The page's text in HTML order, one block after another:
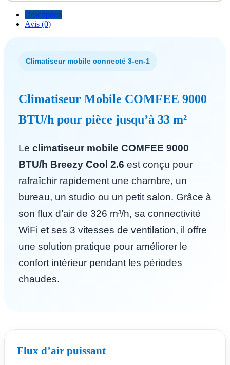
Description
Avis (0)
Climatiseur mobile connecté 3-en-1
Climatiseur Mobile COMFEE 9000
BTU/h pour pièce jusqu’à 33 m²
Le climatiseur mobile COMFEE 9000
BTU/h Breezy Cool 2.6 est conçu pour
rafraîchir rapidement une chambre, un
bureau, un studio ou un petit salon. Grâce à
son flux d’air de 326 m³/h, sa connectivité
WiFi et ses 3 vitesses de ventilation, il offre
une solution pratique pour améliorer le
confort intérieur pendant les périodes
chaudes.
Flux d’air puissant